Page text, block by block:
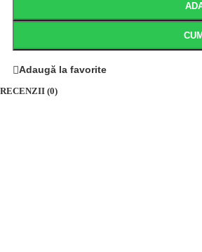
Adaugă la favorite
RECENZII (0)